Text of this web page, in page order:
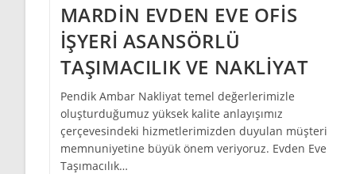
MARDİN EVDEN EVE OFİS
İŞYERİ ASANSÖRLÜ
TAŞIMACILIK VE NAKLİYAT
Pendik Ambar Nakliyat temel değerlerimizle
oluşturduğumuz yüksek kalite anlayışımız
çerçevesindeki hizmetlerimizden duyulan müşteri
memnuniyetine büyük önem veriyoruz. Evden Eve
Taşımacılık…